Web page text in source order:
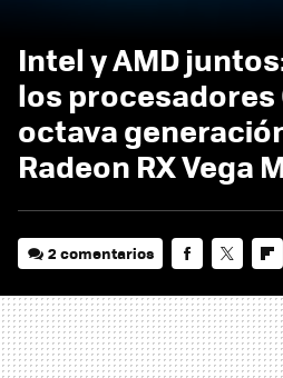
Intel y AMD
los procesadores
octava
Radeon RX Vega
2 comentarios